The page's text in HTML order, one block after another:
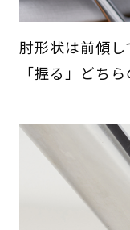
肘形状は前傾し
「握る」どち